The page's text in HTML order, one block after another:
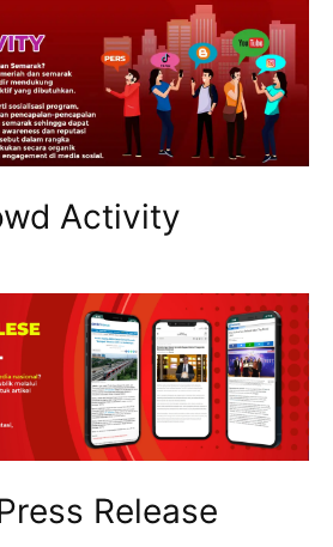
Activity
Release